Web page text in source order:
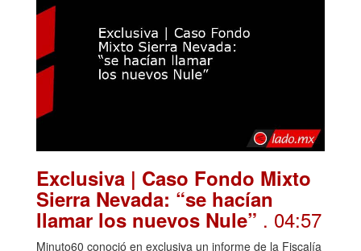
Exclusiva | Caso Fondo Mixto
Sierra Nevada: “se hacían
llamar los nuevos Nule” . 04:57
Minuto60 conoció en exclusiva un informe de la Fiscalía